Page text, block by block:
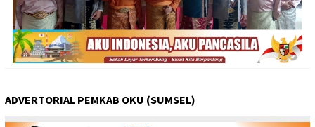
ADVERTORIAL PEMKAB OKU (SUMSEL)